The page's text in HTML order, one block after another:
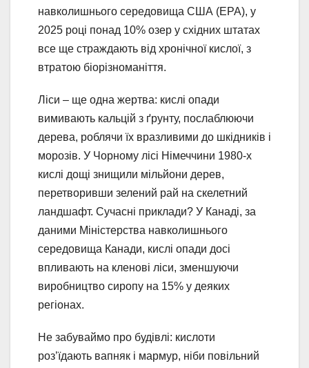
навколишнього середовища США (EPA), у
2025 році понад 10% озер у східних штатах
все ще страждають від хронічної кислої, з
втратою біорізноманіття.
Ліси – ще одна жертва: кислі опади
вимивають кальцій з ґрунту, послаблюючи
дерева, роблячи їх вразливими до шкідників і
морозів. У Чорному лісі Німеччини 1980-х
кислі дощі знищили мільйони дерев,
перетворивши зелений рай на скелетний
ландшафт. Сучасні приклади? У Канаді, за
даними Міністерства навколишнього
середовища Канади, кислі опади досі
впливають на кленові ліси, зменшуючи
виробництво сиропу на 15% у деяких
регіонах.
Не забуваймо про будівлі: кислоти
роз’їдають вапняк і мармур, ніби повільний